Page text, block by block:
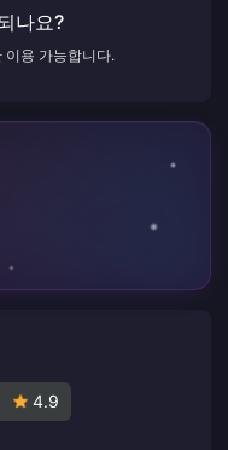
나요?
용 가능합니다.
4.9